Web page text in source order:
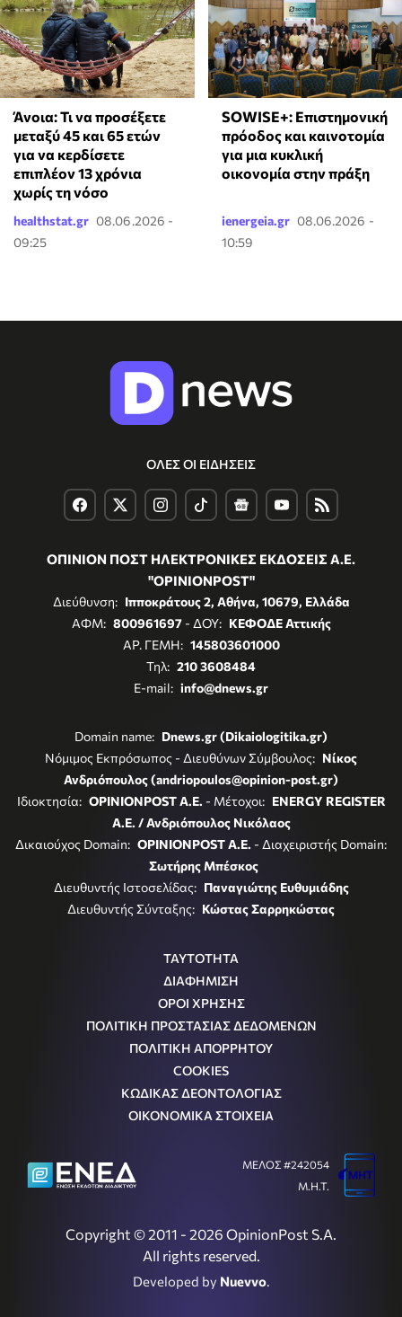
Άνοια: Τι να προσέξετε
μεταξύ 45 και 65 ετών
για να κερδίσετε
επιπλέον 13 χρόνια
χωρίς τη νόσο
healthstat.gr 08.06.2026 -
09:25
SOWISE+: Επιστημονική
πρόοδος και καινοτομία
για μια κυκλική
οικονομία στην πράξη
ienergeia.gr 08.06.2026 -
10:59
ΟΛΕΣ ΟΙ ΕΙΔΗΣΕΙΣ
ΟΠΙΝΙΟΝ ΠΟΣΤ ΗΛΕΚΤΡΟΝΙΚΕΣ ΕΚΔΟΣΕΙΣ Α.Ε.
"OPINIONPOST"
Διεύθυνση: Ιπποκράτους 2, Αθήνα, 10679, Ελλάδα
ΑΦΜ: 800961697- ΔΟΥ: ΚΕΦΟΔΕ Αττικής
ΑΡ. ΓΕΜΗ: 145803601000
Τηλ: 210 3608484
E-mail: info@dnews.gr
Domain name: Dnews.gr (Dikaiologitika.gr)
Νόμιμος Εκπρόσωπος - Διευθύνων Σύμβουλος: Νίκος
Ανδριόπουλος (andriopoulos@opinion-post.gr)
Ιδιοκτησία: OPINIONPOST A.E. - Μέτοχοι: ENERGY REGISTER
Α.Ε. / Ανδριόπουλος Νικόλαος
Δικαιούχος Domain: OPINIONPOST A.E. - Διαχειριστής Domain:
Σωτήρης Μπέσκος
Διευθυντής Ιστοσελίδας: Παναγιώτης Ευθυμιάδης
Διευθυντής Σύνταξης: Κώστας Σαρρηκώστας
ΤΑΥΤΟΤΗΤΑ
ΔΙΑΦΗΜΙΣΗ
ΟΡΟΙ ΧΡΗΣΗΣ
ΠΟΛΙΤΙΚΗ ΠΡΟΣΤΑΣΙΑΣ ΔΕΔΟΜΕΝΩΝ
ΠΟΛΙΤΙΚΗ ΑΠΟΡΡΗΤΟΥ
COOKIES
ΚΩΔΙΚΑΣ ΔΕΟΝΤΟΛΟΓΙΑΣ
ΟΙΚΟΝΟΜΙΚΑ ΣΤΟΙΧΕΙΑ
Copyright © 2011 - 2026 OpinionPost S.A.
All rights reserved.
Developed by Nuevvo.
ΜΕΛΟΣ #242054
Μ.Η.Τ.